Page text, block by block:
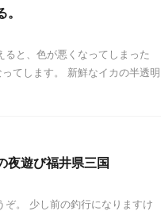
と、色が悪くなってしまった
てします。 新鮮なイカの半透明
夜遊び福井県三国
ぞ。 少し前の釣行になりますけ